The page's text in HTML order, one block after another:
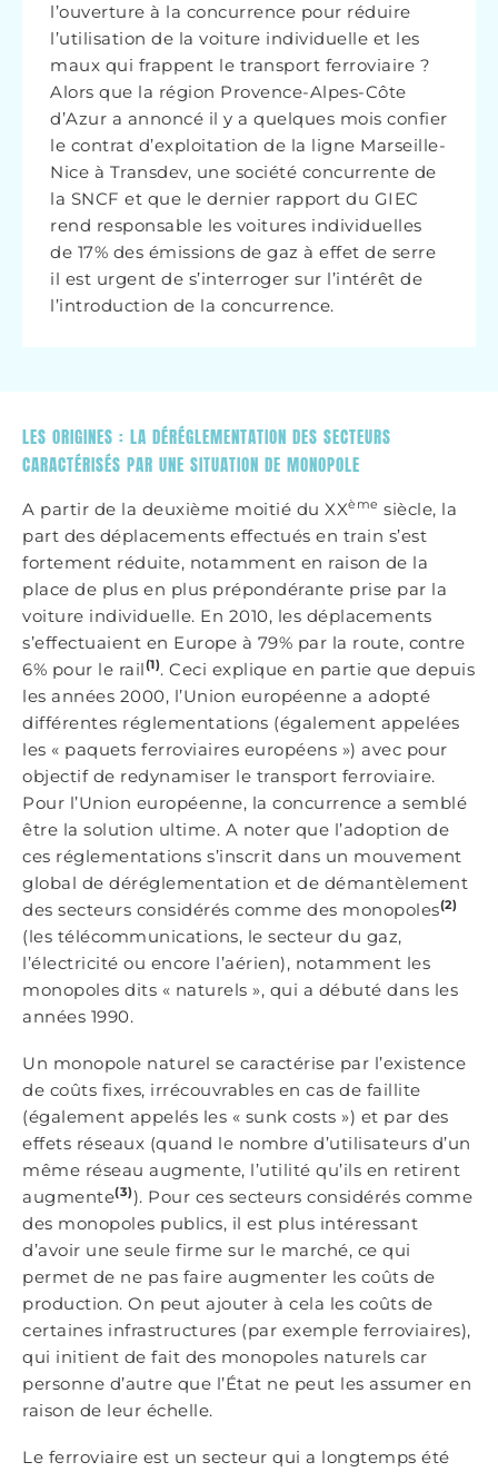
l’ouverture à la concurrence pour réduire
l’utilisation de la voiture individuelle et les
maux qui frappent le transport ferroviaire ?
Alors que la région Provence-Alpes-Côte
d’Azur a annoncé il y a quelques mois confier
le contrat d’exploitation de la ligne Marseille-
Nice à Transdev, une société concurrente de
la SNCF et que le dernier rapport du GIEC
rend responsable les voitures individuelles
de 17% des émissions de gaz à effet de serre
il est urgent de s’interroger sur l’intérêt de
l’introduction de la concurrence.
LES ORIGINES : LA DÉRÉGLEMENTATION DES SECTEURS
CARACTÉRISÉS PAR UNE SITUATION DE MONOPOLE
A partir de la deuxième moitié du XXème siècle, la
part des déplacements effectués en train s’est
fortement réduite, notamment en raison de la
place de plus en plus prépondérante prise par la
voiture individuelle. En 2010, les déplacements
s’effectuaient en Europe à 79% par la route, contre
6% pour le rail(1). Ceci explique en partie que depuis
les années 2000, l’Union européenne a adopté
différentes réglementations (également appelées
les « paquets ferroviaires européens ») avec pour
objectif de redynamiser le transport ferroviaire.
Pour l’Union européenne, la concurrence a semblé
être la solution ultime. A noter que l’adoption de
ces réglementations s’inscrit dans un mouvement
global de déréglementation et de démantèlement
des secteurs considérés comme des monopoles(2)
(les télécommunications, le secteur du gaz,
l’électricité ou encore l’aérien), notamment les
monopoles dits « naturels », qui a débuté dans les
années 1990.
Un monopole naturel se caractérise par l’existence
de coûts fixes, irrécouvrables en cas de faillite
(également appelés les « sunk costs ») et par des
effets réseaux (quand le nombre d’utilisateurs d’un
même réseau augmente, l’utilité qu’ils en retirent
augmente(3) ). Pour ces secteurs considérés comme
des monopoles publics, il est plus intéressant
d’avoir une seule firme sur le marché, ce qui
permet de ne pas faire augmenter les coûts de
production. On peut ajouter à cela les coûts de
certaines infrastructures (par exemple ferroviaires),
qui initient de fait des monopoles naturels car
personne d’autre que l’État ne peut les assumer en
raison de leur échelle.
Le ferroviaire est un secteur qui a longtemps été